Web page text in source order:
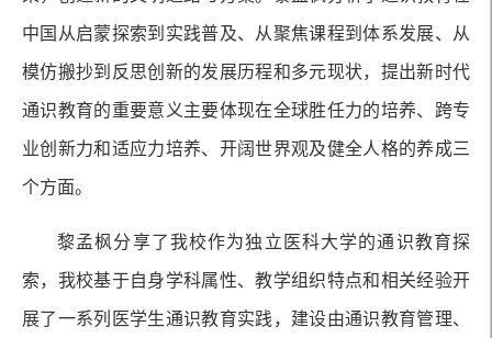
中国从启蒙探索到实践普及、从聚焦课程到体系发展、从
模仿搬抄到反思创新的发展历程和多元现状，提出新时代
通识教育的重要意义主要体现在全球胜任力的培养、跨专
业创新力和适应力培养、开阔世界观及健全人格的养成三
个方面。
黎孟枫分享了我校作为独立医科大学的通识教育探
索，我校基于自身学科属性、教学组织特点和相关经验开
展了一系列医学生通识教育实践，建设由通识教育管理、